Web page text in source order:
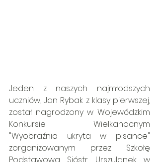
Jeden z naszych najmłodszych
uczniów, Jan Rybak z klasy pierwszej,
został nagrodzony w Wojewódzkim
Konkursie Wielkanocnym
"Wyobraźnia ukryta w pisance"
zorganizowanym przez Szkołę
Podstawową Sióstr Urszulanek w